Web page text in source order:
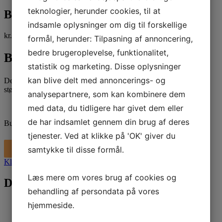
Buet rør til Max 1 Plus og Mini Max
kr. 119,20 kr.149,00 inkl. moms
Buet rør til støvsuger
Dette støvsugerrør kan benyttes til bådeMax 1 Plus
støvsugere.
Buet rør til Max 1 Plus og Mini Max antal
Tilføj til kurv
Klik her for råd, pris og leasing
Du kunne også være interesseret i…
teknologier, herunder cookies, til at
indsamle oplysninger om dig til forskellige
formål, herunder: Tilpasning af annoncering,
bedre brugeroplevelse, funktionalitet,
statistik og marketing. Disse oplysninger
kan blive delt med annoncerings- og
analysepartnere, som kan kombinere dem
med data, du tidligere har givet dem eller
de har indsamlet gennem din brug af deres
tjenester. Ved at klikke på 'OK' giver du
samtykke til disse formål.
Læs mere om vores brug af cookies og
behandling af persondata på vores
hjemmeside.